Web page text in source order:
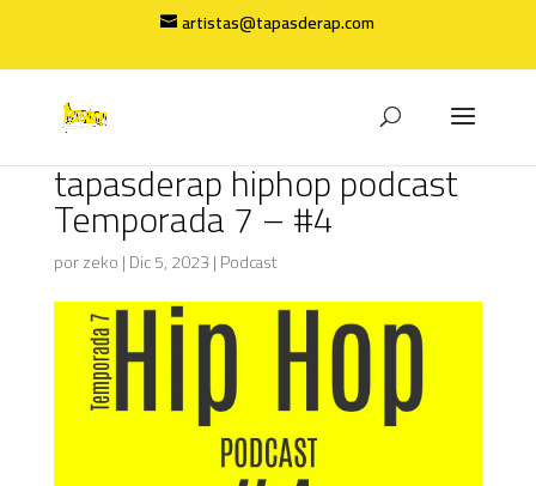
artistas@tapasderap.com
tapasderap hiphop podcast
Temporada 7 – #4
porzeko|Dic 5, 2023|Podcast